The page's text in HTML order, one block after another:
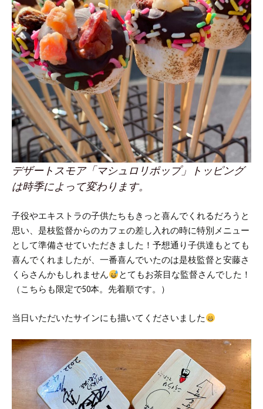
デザートスモア「マシュロリポップ」トッピング
は時季によって変わります。
子役やエキストラの子供たちもきっと喜んでくれるだろうと
思い、是枝監督からのカフェの差し入れの時に特別メニュー
として準備させていただきました！ 予想通り子供達もとても
喜んでくれましたが、一番喜んでいたのは是枝監督と安藤さ
くらさんかもしれません
とてもお茶目な監督さんでした！
（こちらも限定で50本。先着順です。）
当日いただいたサインにも描いてくださいました